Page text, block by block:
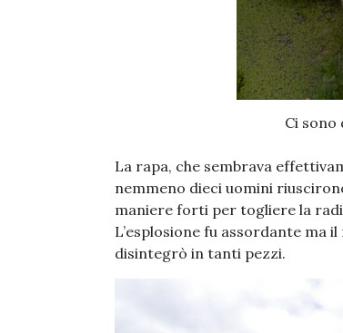
Ci sono
La rapa, che sembrava
nemmeno dieci uomini
maniere forti per togliere la
L’esplosione fu assordante
disintegrò in tanti pezzi.